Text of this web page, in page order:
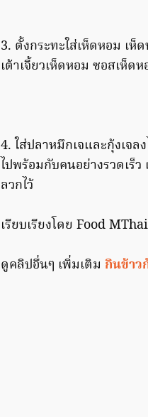
3. ตั้งกระทะใส่เห็ดหอม เห็
เต้าเจี้ยวเห็ดหอม ซอสเห็
4. ใส่ปลาหมึกเจและกุ้งเจ
ไปพร้อมกับคนอย่างรวดเร็
ลวกไว้
เรียบเรียงโดย Food MThai
ดูคลิปอื่นๆ เพิ่มเติม กินข้าว